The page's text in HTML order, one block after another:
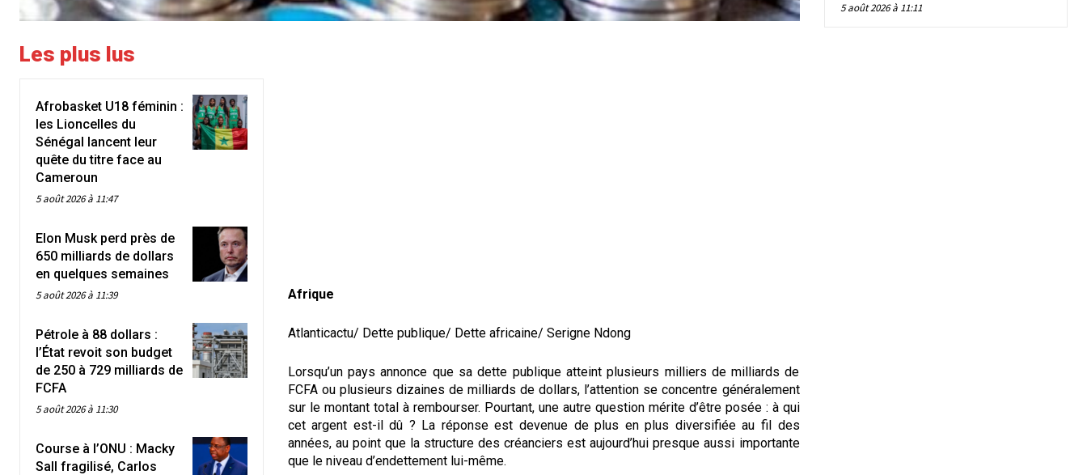
Les plus lus
Afrobasket U18 féminin :
les Lioncelles du
Sénégal lancent leur
quête du titre face au
Cameroun
5 août 2026 à 11:47
Elon Musk perd près de
650 milliards de dollars
en quelques semaines
5 août 2026 à 11:39
Pétrole à 88 dollars :
l’État revoit son budget
de 250 à 729 milliards de
FCFA
5 août 2026 à 11:30
Course à l’ONU : Macky
Sall fragilisé, Carlos
Afrique
Atlanticactu/ Dette publique/ Dette africaine/ Serigne Ndong
Lorsqu’un pays annonce que sa dette publique atteint plusieurs milliers de milliards de
FCFA ou plusieurs dizaines de milliards de dollars, l’attention se concentre généralement
sur le montant total à rembourser. Pourtant, une autre question mérite d’être posée : à qui
cet argent est-il dû ? La réponse est devenue de plus en plus diversifiée au fil des
années, au point que la structure des créanciers est aujourd’hui presque aussi importante
que le niveau d’endettement lui-même.
5 août 2026 à 11:11